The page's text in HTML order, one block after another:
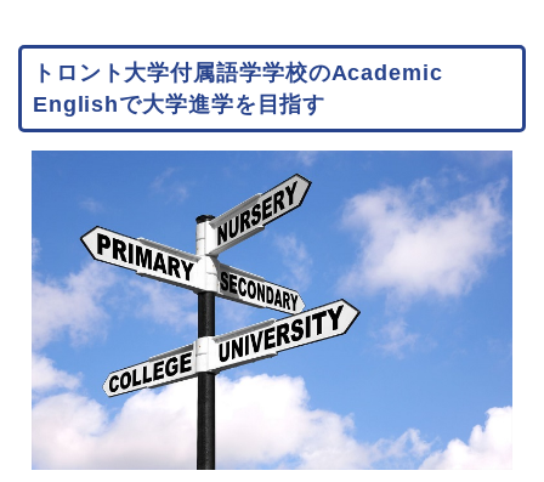
トロント大学付属語学学校のAcademic
Englishで大学進学を目指す